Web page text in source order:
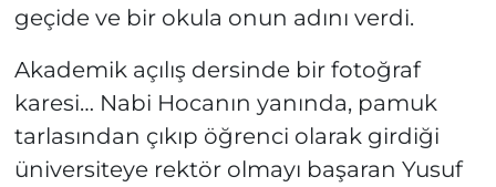
geçide ve bir okula onun adını verdi.
Akademik açılış dersinde bir fotoğraf
karesi… Nabi Hocanın yanında, pamuk
tarlasından çıkıp öğrenci olarak girdiği
üniversiteye rektör olmayı başaran Yusuf